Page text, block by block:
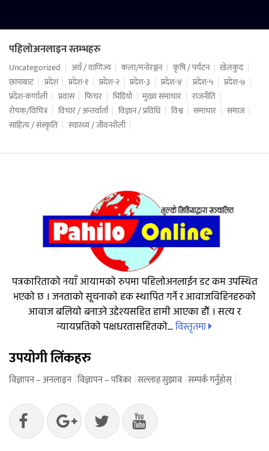
पहिलोअनलाइन स्तम्भहरु
Uncategorized अर्थ / वाणिज्य कला/मनोरञ्जन कृषि / पर्यटन
खेलकुद
छापाबाट
प्रदेश प्रदेश-१ प्रदेश-२ प्रदेश-३ प्रदेश-४ प्रदेश-५
प्रदेश-७
प्रदेश-कर्णाली
प्रवास फिचर भिडियो मुख्य समाचार
राजनीति
रोचक/विचित्र
विचार / अन्तर्वार्ता विज्ञान / प्रविधि विश्व समाचार
समाज
साहित्य / संस्कृति
स्वास्थ्य / जीवनशैली
पत्रकारिताको नयाँ आयामको रुपमा पहिलोअनलाईन डट कम उपस्थित
भएको छ । जनताको सूचनाको हक स्थापित गर्ने र आवाजविहिनहरुको
आवाज बलियो बनाउने उद्देश्यसहित हामी आएका हौं । सत्य र
न्यायप्रतिको पक्षधरतासहितको...विस्तृतमा
उपयोगी लिंकहरु
विज्ञापन – अनलाइन विज्ञापन – पत्रिका सल्लाह सुझाव सम्पर्क गर्नुहोस्